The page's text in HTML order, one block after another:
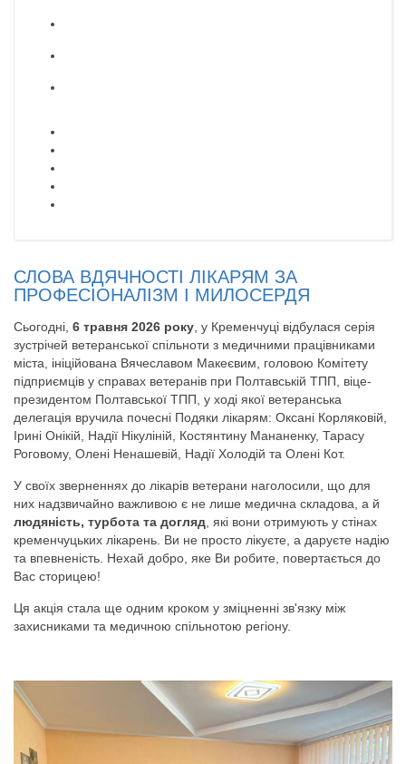
СЛОВА ВДЯЧНОСТІ ЛІКАРЯМ ЗА
ПРОФЕСІОНАЛІЗМ І МИЛОСЕРДЯ
Сьогодні, 6 травня 2026 року , у Кременчуці відбулася серія
зустрічей ветеранської спільноти з медичними працівниками
міста, ініційована Вячеславом Макеєвим, головою Комітету
підприємців у справах ветеранів при Полтавській ТПП, віце-
президентом Полтавської ТПП, у ході якої ветеранська
делегація вручила почесні Подяки лікарям: Оксані Корляковій
Ірині Онікій, Надії Нікуліній, Костянтину Мананенку, Тарасу
Роговому, Олені Ненашевій, Надії Холодій та Олені Кот.
У своїх зверненнях до лікарів ветерани наголосили, що для
них надзвичайно важливою є не лише медична складова, а й
людяність, турбота та догляд , які вони отримують у стінах
кременчуцьких лікарень. Ви не просто лікуєте, а даруєте надію
та впевненість. Нехай добро, яке Ви робите, повертається до
Вас сторицею!
Ця акція стала ще одним кроком у зміцненні зв'язку між
захисниками та медичною спільнотою регіону.